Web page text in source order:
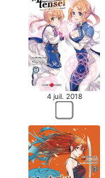
4 juil. 2018